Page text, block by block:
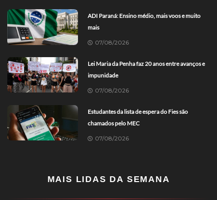
ADI Paraná: Ensino médio, mais voos e muito
mais
07/08/2026
Lei Maria da Penha faz 20 anos entre avanços e
impunidade
07/08/2026
Estudantes da lista de espera do Fies são
chamados pelo MEC
07/08/2026
MAIS LIDAS DA SEMANA